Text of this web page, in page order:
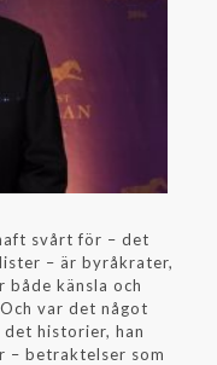
svårt för – det
– är byråkrater,
både känsla och
var det något
det historier, han
– betraktelser som